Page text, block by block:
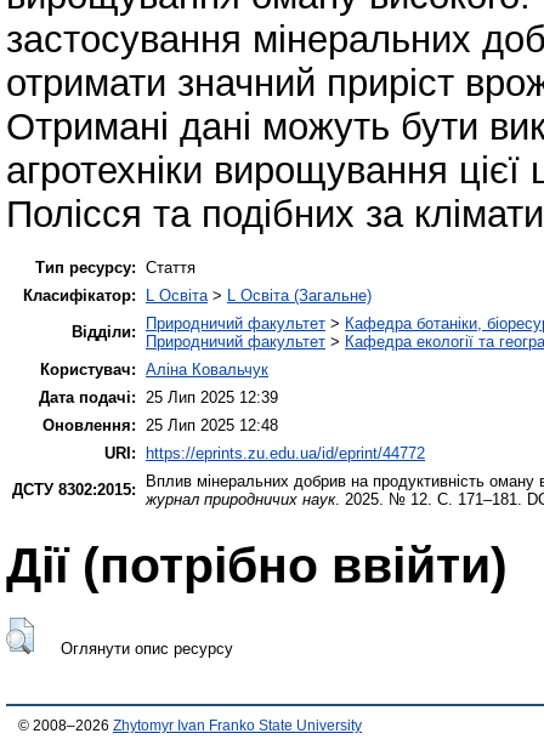
застосування мінеральних
отримати значний приріст
Отримані дані можуть бути
агротехніки вирощування цієї
Полісся та подібних за
Тип ресурсу: Стаття
Класифікатор:
L Освіта > L Освіта (Загальне)
Відділи:
Природничий факультет > Кафедра ботаніки,
Природничий факультет > Кафедра екології та
Користувач: Аліна Ковальчук
Дата подачі:
25 Лип 2025 12:39
Оновлення:
25 Лип 2025 12:48
URI: https://eprints.zu.edu.ua/id/eprint/44772
ДСТУ 8302:2015:
Вплив мінеральних добрив на продуктивність
журнал природничих наук. 2025. № 12. С. 171–181.
Дії ​​(потрібно ввійти)
Оглянути опис ресурсу
© 2008–2026 Zhytomyr Ivan Franko State University